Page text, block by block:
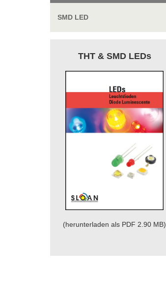
SMD LED
THT & SMD LEDs
(herunterladen als PDF 2.90 MB)